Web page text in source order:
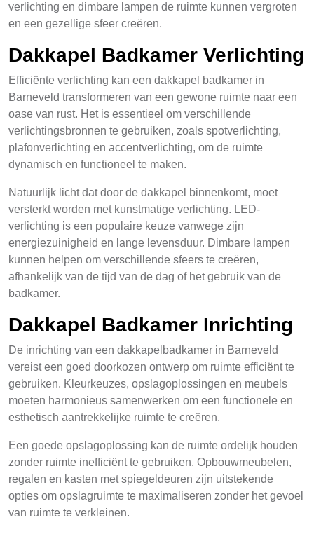
verlichting en dimbare lampen de ruimte kunnen vergroten
en een gezellige sfeer creëren.
Dakkapel Badkamer Verlichting
Efficiënte verlichting kan een dakkapel badkamer in
Barneveld transformeren van een gewone ruimte naar een
oase van rust. Het is essentieel om verschillende
verlichtingsbronnen te gebruiken, zoals spotverlichting,
plafonverlichting en accentverlichting, om de ruimte
dynamisch en functioneel te maken.
Natuurlijk licht dat door de dakkapel binnenkomt, moet
versterkt worden met kunstmatige verlichting. LED-
verlichting is een populaire keuze vanwege zijn
energiezuinigheid en lange levensduur. Dimbare lampen
kunnen helpen om verschillende sfeers te creëren,
afhankelijk van de tijd van de dag of het gebruik van de
badkamer.
Dakkapel Badkamer Inrichting
De inrichting van een dakkapelbadkamer in Barneveld
vereist een goed doorkozen ontwerp om ruimte efficiënt te
gebruiken. Kleurkeuzes, opslagoplossingen en meubels
moeten harmonieus samenwerken om een functionele en
esthetisch aantrekkelijke ruimte te creëren.
Een goede opslagoplossing kan de ruimte ordelijk houden
zonder ruimte inefficiënt te gebruiken. Opbouwmeubelen,
regalen en kasten met spiegeldeuren zijn uitstekende
opties om opslagruimte te maximaliseren zonder het gevoel
van ruimte te verkleinen.